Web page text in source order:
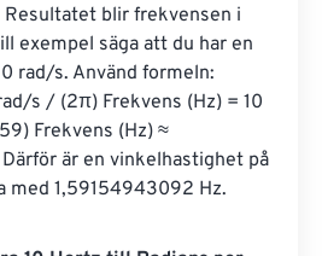
blir frekvensen i
exempel säga att du har en
rad/s. Använd formeln:
s / (2π) Frekvens (Hz) = 10
Frekvens (Hz) ≈
är en vinkelhastighet på
med 1,59154943092 Hz.